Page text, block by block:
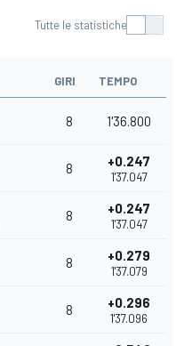
Tutte le statistiche
GIRI TEMPO
8 1'36.800
8 +0.247
1'37.047
8 +0.247
1'37.047
8 +0.279
1'37.079
8 +0.296
1'37.096